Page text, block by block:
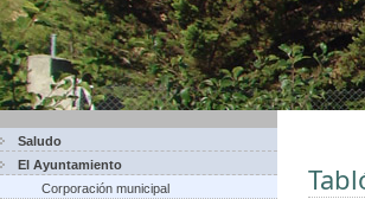
Saludo
El Ayuntamiento
Corporación municipal